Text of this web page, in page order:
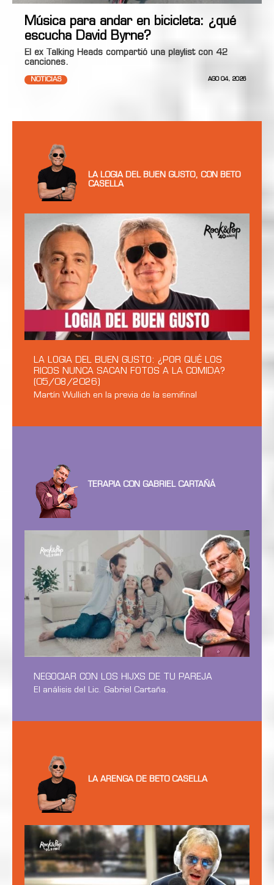
Música para andar en bicicleta: ¿qué
escucha David Byrne?
El ex Talking Heads compartió una playlist con 42
canciones.
NOTICIAS AGO 04, 2026
LA LOGIA DEL BUEN GUSTO, CON BETO
CASELLA
LA LOGIA DEL BUEN GUSTO: ¿POR QUÉ LOS
RICOS NUNCA SACAN FOTOS A LA COMIDA?
(05/08/2026)
Martín Wullich en la previa de la semifinal
TERAPIA CON GABRIEL CARTAÑÁ
NEGOCIAR CON LOS HIJXS DE TU PAREJA
El análisis del Lic. Gabriel Cartaña.
LA ARENGA DE BETO CASELLA